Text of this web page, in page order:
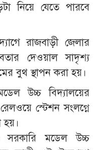
নিয়ে যেতে পারবে
রাজবাড়ী জেলার
দেওয়াল সাদৃশ্য
বুথ স্থাপন করা হয়।
উচ্চ বিদ্যালয়ের
স্টেশন সংলগ্নে
হয়।
সরকারি মডেল উচ্চ